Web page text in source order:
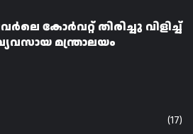
കോർവറ്റ് തിരിച്ചു വിളിച്ച്
മന്ത്രാലയം
(17)